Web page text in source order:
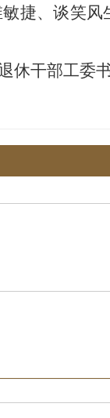
捷、谈笑
干部工委